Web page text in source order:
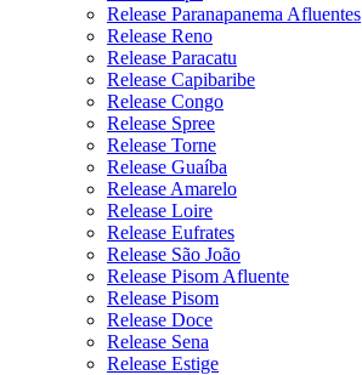
Release Paranapanema Afluentes
Release Reno
Release Paracatu
Release Capibaribe
Release Congo
Release Spree
Release Torne
Release Guaíba
Release Amarelo
Release Loire
Release Eufrates
Release São João
Release Pisom Afluente
Release Pisom
Release Doce
Release Sena
Release Estige